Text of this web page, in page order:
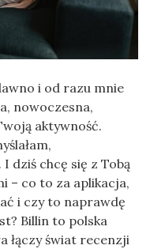
i od razu mnie
nowoczesna,
aktywność.
dziś chcę się z Tobą
– co to za aplikacja,
i czy to naprawdę
Billin to polska
łączy świat recenzji